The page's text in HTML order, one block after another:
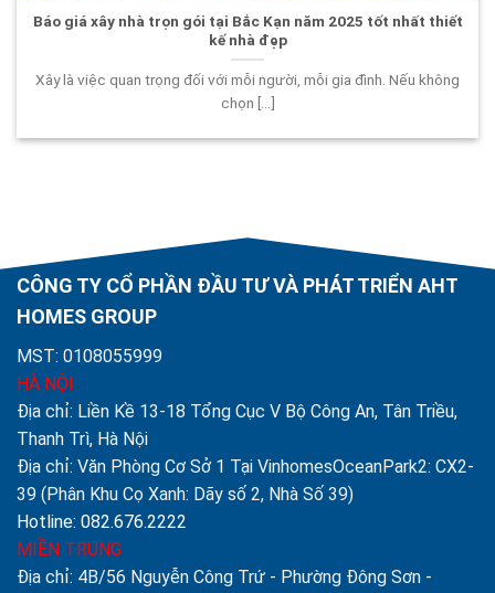
Báo giá xây nhà trọn gói tại Bắc Kạn năm 2025 tốt nhất thiết
kế nhà đẹp
Xây là việc quan trọng đối với mỗi người, mỗi gia đình. Nếu không
chọn [...]
CÔNG TY CỔ PHẦN ĐẦU TƯ VÀ PHÁT TRIỂN AHT
HOMES GROUP
MST: 0108055999
HÀ NỘI
Địa chỉ: Liền Kề 13-18 Tổng Cục V Bộ Công An, Tân Triều,
Thanh Trì, Hà Nội
Địa chỉ: Văn Phòng Cơ Sở 1 Tại VinhomesOceanPark2: CX2-
39 (Phân Khu Cọ Xanh: Dãy số 2, Nhà Số 39)
Hotline: 082.676.2222
MIỀN TRUNG
Địa chỉ: 4B/56 Nguyễn Công Trứ - Phường Đông Sơn -